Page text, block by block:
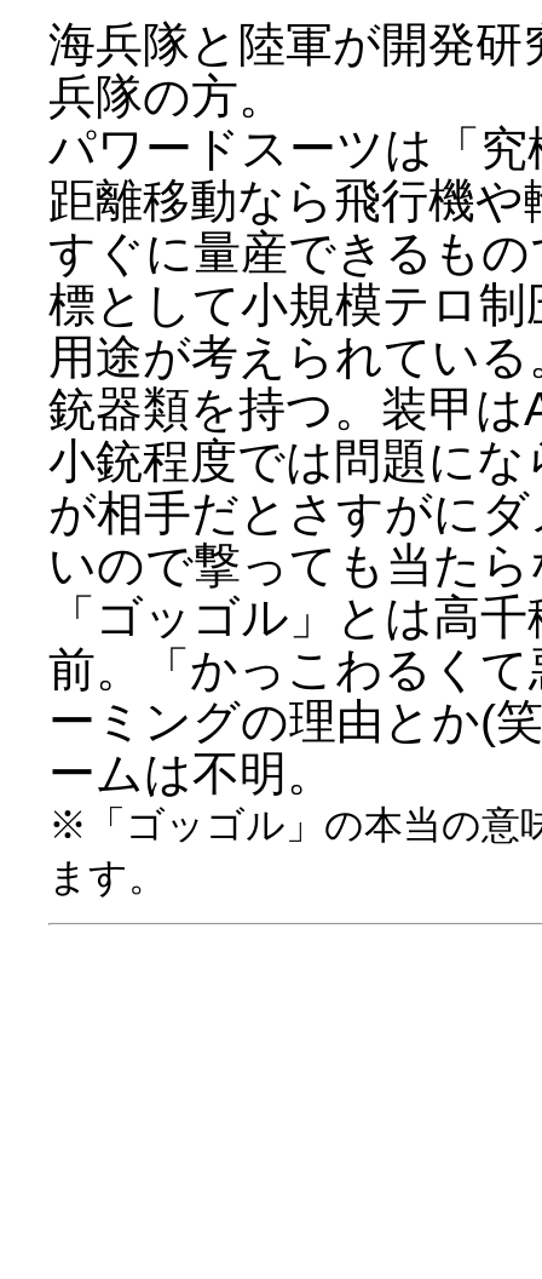
海兵隊と陸軍が開発
兵隊の方。
パワードスーツは「
距離移動なら飛行機
すぐに量産できるも
標として小規模テロ
用途が考えられてい
銃器類を持つ。装甲
小銃程度では問題に
が相手だとさすがに
いので撃っても当た
「ゴッゴル」とは高
前。「かっこわるく
ーミングの理由とか(
ームは不明。
※「ゴッゴル」の本当の意
ます。